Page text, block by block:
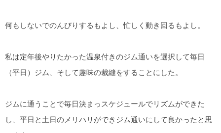
何もしないでのんびりするもよし、忙しく動き回るもよし。
私は定年後やりたかった温泉付きのジム通いを選択して毎日
（平日）ジム、そして趣味の裁縫をすることにした。
ジムに通うことで毎日決まっスケジュールでリズムができた
し、平日と土日のメリハリができジム通いにして良かったと思